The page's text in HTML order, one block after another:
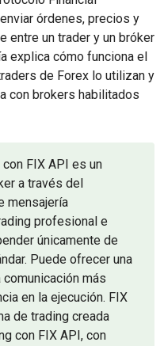
órdenes, precios y
entre un trader y un bróker
explica cómo funciona el
de Forex lo utilizan y
con brokers habilitados
con FIX API es un
a través del
mensajería
profesional e
únicamente de
Puede ofrecer una
más
en la ejecución. FIX
de trading creada
con FIX API, con